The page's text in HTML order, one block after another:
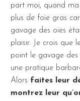
part moi, quand ma
plus de foie gras
gavage des oies
plaisir. Je crois que
point le gavage
une pratique
Alors faites leur
montrez leur